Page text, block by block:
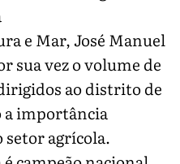
e Mar, José Manuel
sua vez o volume de
ao distrito de
a importância
setor agrícola.